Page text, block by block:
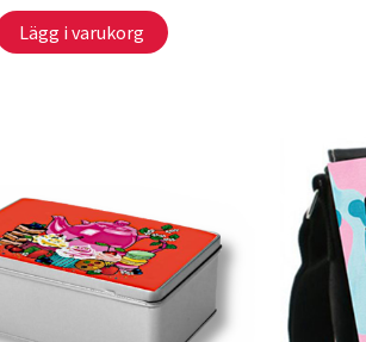
Lägg i varukorg